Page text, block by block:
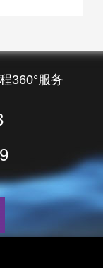
360°服务